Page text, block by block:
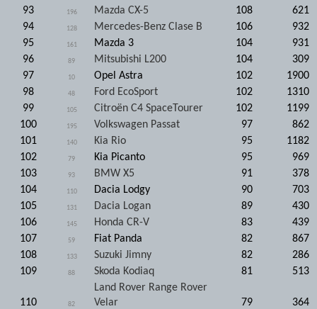
93 196 Mazda CX-5 108
621
94
128 Mercedes-Benz Clase B 106
932
95
161 Mazda 3 104
931
96
89 Mitsubishi L200 104
309
97
10 Opel Astra 102
1900
98
48 Ford EcoSport 102
1310
99
105 Citroën C4 SpaceTourer 102
1199
100
195 Volkswagen Passat 97
862
101
140 Kia Rio 95
1182
102
79 Kia Picanto 95
969
103
93 BMW X5 91
378
104
110 Dacia Lodgy 90
703
105
131 Dacia Logan 89
430
106
145 Honda CR-V 83
439
107
59 Fiat Panda 82
867
108
133 Suzuki Jimny 82
286
109
88 Skoda Kodiaq 81 513
110 82
Land Rover Range Rover
Velar
79
364